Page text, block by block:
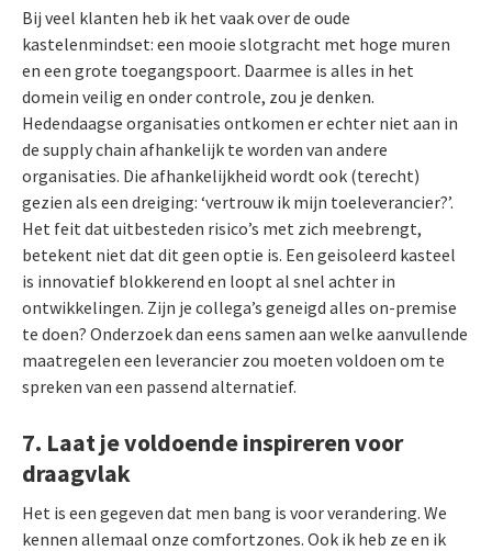
Bij veel klanten heb ik het vaak over de oude
kastelenmindset: een mooie slotgracht met hoge muren
en een grote toegangspoort. Daarmee is alles in het
domein veilig en onder controle, zou je denken.
Hedendaagse organisaties ontkomen er echter niet aan in
de supply chain afhankelijk te worden van andere
organisaties. Die afhankelijkheid wordt ook (terecht)
gezien als een dreiging: ‘vertrouw ik mijn toeleverancier?’.
Het feit dat uitbesteden risico’s met zich meebrengt,
betekent niet dat dit geen optie is. Een geisoleerd kasteel
is innovatief blokkerend en loopt al snel achter in
ontwikkelingen. Zijn je collega’s geneigd alles on-premise
te doen? Onderzoek dan eens samen aan welke aanvullende
maatregelen een leverancier zou moeten voldoen om te
spreken van een passend alternatief.
7. Laat je voldoende inspireren voor
draagvlak
Het is een gegeven dat men bang is voor verandering. We
kennen allemaal onze comfortzones. Ook ik heb ze en ik